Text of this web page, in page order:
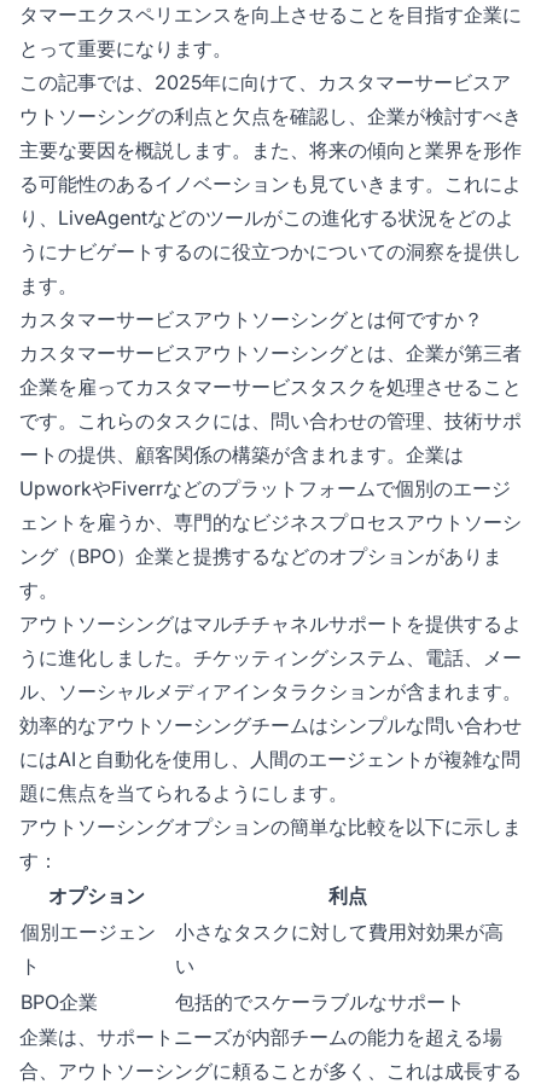
タマーエクスペリエンスを向上させることを目指す企業に
とって重要になります。
この記事では、2025年に向けて、カスタマーサービスア
ウトソーシングの利点と欠点を確認し、企業が検討すべき
主要な要因を概説します。また、将来の傾向と業界を形作
る可能性のあるイノベーションも見ていきます。これによ
り、LiveAgentなどのツールがこの進化する状況をどのよ
うにナビゲートするのに役立つかについての洞察を提供し
ます。
カスタマーサービスアウトソーシングとは何ですか？
カスタマーサービスアウトソーシングとは、企業が第三者
企業を雇ってカスタマーサービスタスクを処理させること
です。これらのタスクには、問い合わせの管理、技術サポ
ートの提供、顧客関係の構築が含まれます。企業は
UpworkやFiverrなどのプラットフォームで個別のエージ
ェントを雇うか、専門的なビジネスプロセスアウトソーシ
ング（BPO）企業と提携するなどのオプションがありま
す。
アウトソーシングはマルチチャネルサポートを提供するよ
うに進化しました。チケッティングシステム、電話、メー
ル、ソーシャルメディアインタラクションが含まれます。
効率的なアウトソーシングチームはシンプルな問い合わせ
にはAIと自動化を使用し、人間のエージェントが複雑な問
題に焦点を当てられるようにします。
アウトソーシングオプションの簡単な比較を以下に示しま
す：
オプション
利点
個別エージェン
ト
小さなタスクに対して費用対効果が高
い
BPO企業
包括的でスケーラブルなサポート
企業は、サポートニーズが内部チームの能力を超える場
合、アウトソーシングに頼ることが多く、これは成長する